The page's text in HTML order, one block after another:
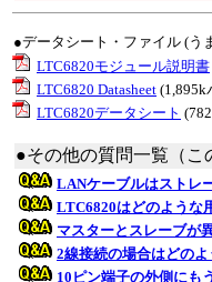
●データシート・ファイル (う
LTC6820モジュール説明書
LTC6820 Datasheet (1,895k
LTC6820データシート
●その他の質問一覧（こ
LANケーブルはストレ
LTC6820はどのような
マスターとスレーブが
2線接続の場合はどの
10ピン端子の外側にも